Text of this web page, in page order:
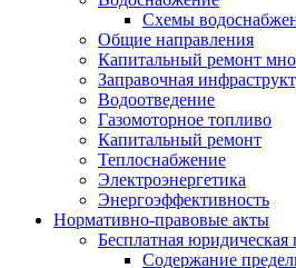
Схемы
Общие направления
Капитальный ремонт
Заправочная
Водоотведение
Газомоторное топливо
Капитальный ремонт
Теплоснабжение
Электроэнергетика
Энергоэффективность
Нормативно-правовые акты
Бесплатная
Содержание